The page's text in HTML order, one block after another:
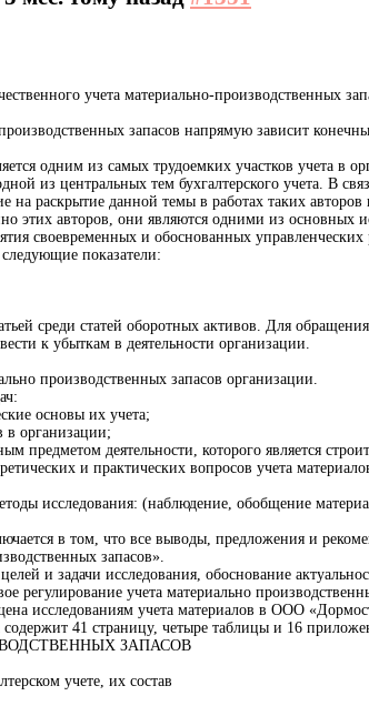
учета материально-производственных
запасов напрямую зависит
одним из самых трудоемких участков учета в
из центральных тем бухгалтерского учета. В
на раскрытие данной темы в работах таких
этих авторов, они являются одними из основных
своевременных и обоснованных
показатели:
среди статей оборотных активов. Для
к убыткам в деятельности организации.
производственных запасов организации.
основы их учета;
в организации;
предметом деятельности, которого является
и практических вопросов учета
исследования: (наблюдение, обобщение
в том, что все выводы, предложения и
запасов».
и задачи исследования, обоснование
регулирование учета материально
исследованиям учета материалов в ООО
41 страницу, четыре таблицы и 16
ЗАПАСОВ
учете, их состав